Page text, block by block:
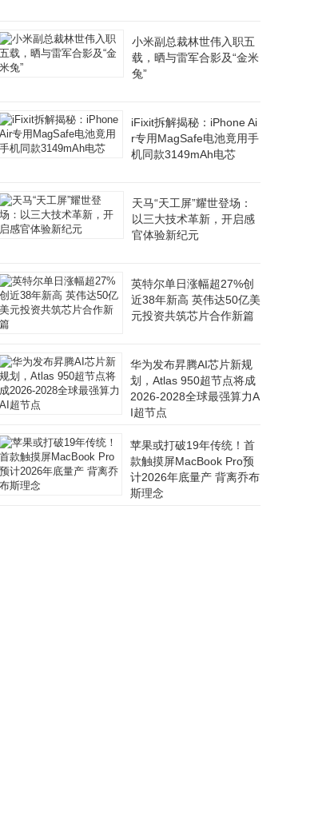
小米副总裁林世伟入职五
载，晒与雷军合影及“金米
兔”
iFixit拆解揭秘：iPhone Ai
r专用MagSafe电池竟用手
机同款3149mAh电芯
天马“天工屏”耀世登场：
以三大技术革新，开启感
官体验新纪元
英特尔单日涨幅超27%创
近38年新高 英伟达50亿美
元投资共筑芯片合作新篇
华为发布昇腾AI芯片新规
划，Atlas 950超节点将成
2026-2028全球最强算力A
I超节点
苹果或打破19年传统！首
款触摸屏MacBook Pro预
计2026年底量产 背离乔布
斯理念